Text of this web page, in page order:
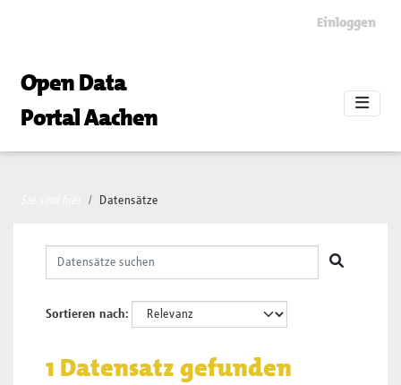
Einloggen
Open Data
Portal Aachen
Datensätze
Sortieren nach
1 Datensatz gefunden